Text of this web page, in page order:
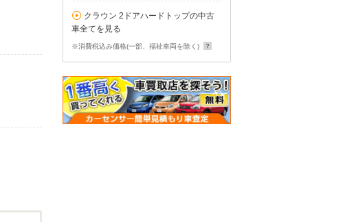
クラウン 2ドアハードトップの中古
車全てを見る
※消費税込み価格(一部、福祉車両を除く)